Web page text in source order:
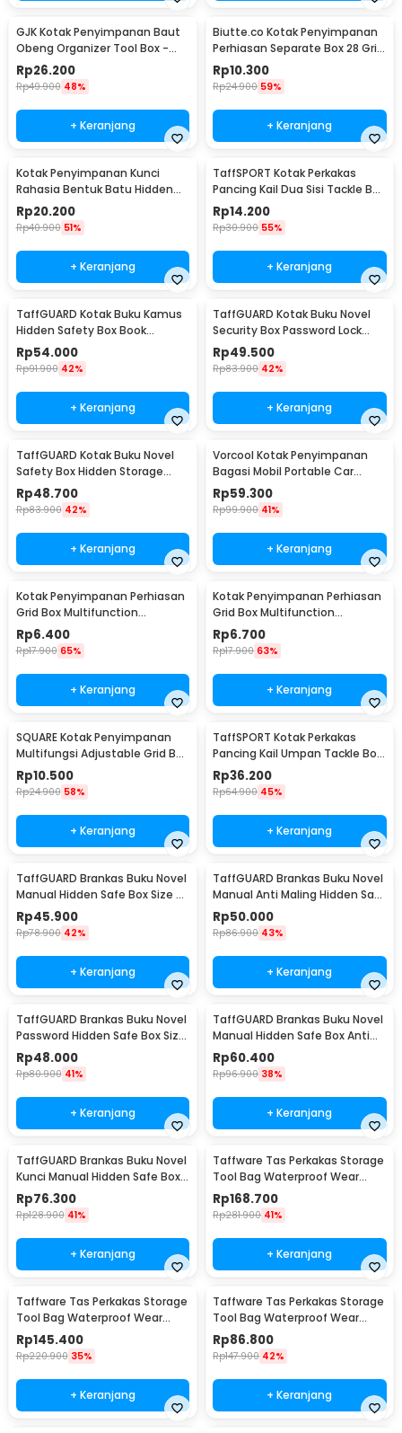
GJK Kotak Penyimpanan Baut
Obeng Organizer Tool Box -
Z20
Rp26.200
Rp49.900 48%
+ Keranjang
Biutte.co Kotak Penyimpanan
Perhiasan Separate Box 28 Grid
- SN-14
Rp10.300
Rp24.900 59%
+ Keranjang
Kotak Penyimpanan Kunci
Rahasia Bentuk Batu Hidden
Key Box - B0521
Rp20.200
Rp40.900 51%
+ Keranjang
TaffSPORT Kotak Perkakas
Pancing Kail Dua Sisi Tackle Box
14 Grid - LX01
Rp14.200
Rp30.900 55%
+ Keranjang
TaffGUARD Kotak Buku Kamus
Hidden Safety Box Book
Password Lock Size S - KB-10P
Rp54.000
Rp91.900 42%
+ Keranjang
TaffGUARD Kotak Buku Novel
Security Box Password Lock
Size S - KB-20P
Rp49.500
Rp83.900 42%
+ Keranjang
TaffGUARD Kotak Buku Novel
Safety Box Hidden Storage
Password Lock - KB-30P
Rp48.700
Rp83.900 42%
+ Keranjang
Vorcool Kotak Penyimpanan
Bagasi Mobil Portable Car
Storage Box 25 L - VL25
Rp59.300
Rp99.900 41%
+ Keranjang
Kotak Penyimpanan Perhiasan
Grid Box Multifunction
Organizer 24 Slot - J13/J24
Rp6.400
Rp17.900 65%
+ Keranjang
Kotak Penyimpanan Perhiasan
Grid Box Multifunction
Organizer 13 Slot - J13/J24
Rp6.700
Rp17.900 63%
+ Keranjang
SQUARE Kotak Penyimpanan
Multifungsi Adjustable Grid Box
24 Slot - J24D
Rp10.500
Rp24.900 58%
+ Keranjang
TaffSPORT Kotak Perkakas
Pancing Kail Umpan Tackle Box
14 Grid - LYH-1017
Rp36.200
Rp64.900 45%
+ Keranjang
TaffGUARD Brankas Buku Novel
Manual Hidden Safe Box Size S
- KB-20L
Rp45.900
Rp78.900 42%
+ Keranjang
TaffGUARD Brankas Buku Novel
Manual Anti Maling Hidden Safe
Box Size S - KB-20L
Rp50.000
Rp86.900 43%
+ Keranjang
TaffGUARD Brankas Buku Novel
Password Hidden Safe Box Size
S - KB-20P
Rp48.000
Rp80.900 41%
+ Keranjang
TaffGUARD Brankas Buku Novel
Manual Hidden Safe Box Anti
Maling Size M - KB-20L
Rp60.400
Rp96.900 38%
+ Keranjang
TaffGUARD Brankas Buku Novel
Kunci Manual Hidden Safe Box
Size L Love - KB-20L
Rp76.300
Rp128.900 41%
+ Keranjang
Taffware Tas Perkakas Storage
Tool Bag Waterproof Wear
Resistant 23 Inch - A02584
Rp168.700
Rp281.900 41%
+ Keranjang
Taffware Tas Perkakas Storage
Tool Bag Waterproof Wear
Resistant 21 Inch - A02584
Rp145.400
Rp220.900 35%
+ Keranjang
Taffware Tas Perkakas Storage
Tool Bag Waterproof Wear
Resistant 18 Inch - A03403
Rp86.800
Rp147.900 42%
+ Keranjang